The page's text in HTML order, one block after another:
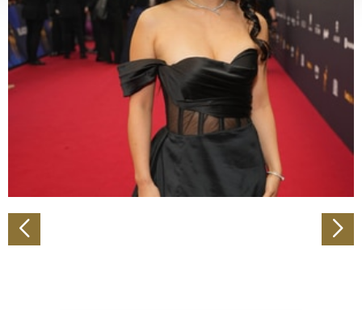
verarbeitet werden, und legen Sie Ihre Präferenzen im
Abschnitt Einzelheiten
Wir verwenden Cookies, um Inhalte und Anzeigen zu
personalisieren, Funktionen für soziale Medien anbieten
zu können und die Zugriffe auf unsere Website zu
analysieren. Außerdem geben wir Informationen zu Ihrer
Verwendung unserer Website an unsere Partner für
soziale Medien, Werbung und Analysen weiter. Unsere
Partner führen diese Informationen möglicherweise mit
haben oder die sie im Rahmen Ihrer Nutzung der Dienste
gesammelt haben.